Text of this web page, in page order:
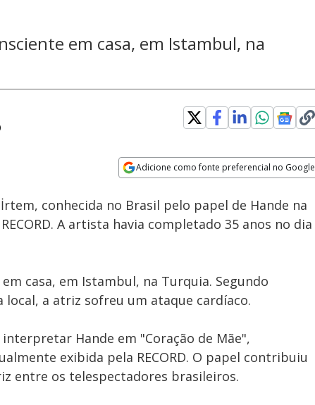
em casa, em Istambul, na
Adicione como fonte preferencial no Google
Velocidade
conhecida no Brasil pelo papel de Hande na
A artista havia completado 35 anos no dia
casa, em Istambul, na Turquia. Segundo
a atriz sofreu um ataque cardíaco.
Hande em "Coração de Mãe",
exibida pela RECORD. O papel contribuiu
entre os telespectadores brasileiros.